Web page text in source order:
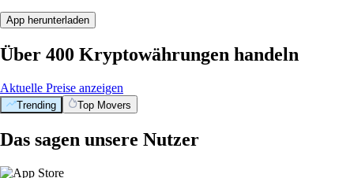
App herunterladen
Über 400 Kryptowährungen handeln
Aktuelle Preise anzeigen
Trending Top Movers
Das sagen unsere Nutzer